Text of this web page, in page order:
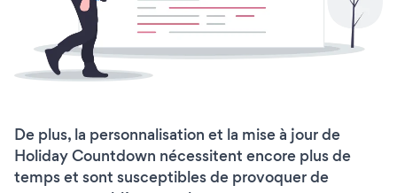
De plus, la personnalisation et la mise à jour de
Holiday Countdown nécessitent encore plus de
temps et sont susceptibles de provoquer de